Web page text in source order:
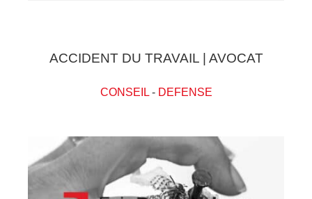
ACCIDENT DU TRAVAIL | AVOCAT
CONSEIL- DEFENSE